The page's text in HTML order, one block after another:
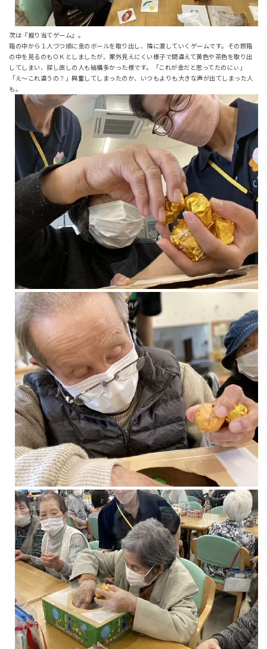
次は『掘り当てゲーム』。
箱の中から１人づつ順に金のボールを取り出し、隣に渡していくゲームです。その際箱
の中を見るのもＯＫとしましたが、案外見えにくい様子で間違えて黄色や茶色を取り出
してしまい、探し直しの人も結構多かった様です。「これが金だと思ってたのにぃ」
「え～これ違うの？」興奮してしまったのか、いつもよりも大きな声が出てしまった人
も。